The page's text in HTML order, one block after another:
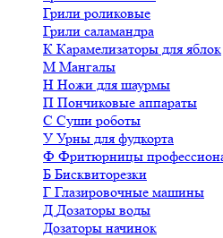
Грили роликовые
Грили саламандра
К Карамелизаторы для яблок
М Мангалы
Н Ножи для шаурмы
П Пончиковые аппараты
С Суши роботы
У Урны для фудкорта
Ф Фритюрницы
Б Бисквиторезки
Г Глазировочные машины
Д Дозаторы воды
Дозаторы начинок